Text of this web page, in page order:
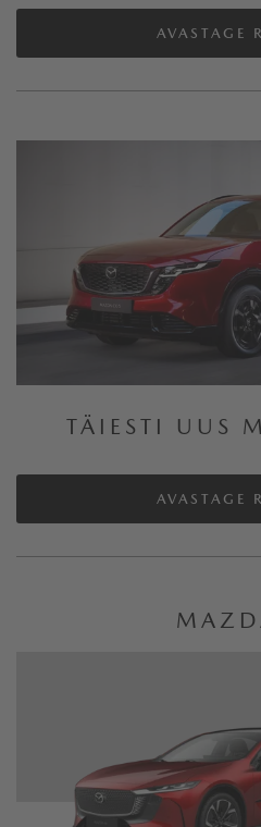
MUDELI
TÄIESTI UUS MAZDA
MAZDA CX-80
MAZDA CX-60
MAZDA CX-30
MAZDA MX-5
AVASTAGE
TÄIESTI UUS
AVASTAGE